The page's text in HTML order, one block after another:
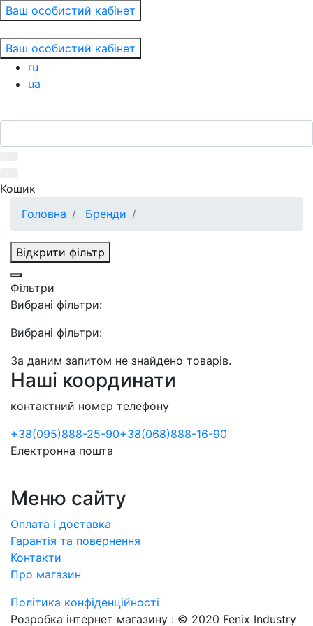
Ваш особистий кабінет
Ваш особистий кабінет
ru
ua
Кошик
Головна
Бренди
Відкрити фільтр
Фільтри
Вибрані фільтри:
Вибрані фільтри:
За даним запитом не знайдено товарів.
Наші координати
контактний номер телефону
+38(095)888-25-90+38(068)888-16-90
Електронна пошта
Меню сайту
Оплата і доставка
Гарантія та повернення
Контакти
Про магазин
Політика конфіденційності
Розробка інтернет магазину : © 2020 Fenix Industry